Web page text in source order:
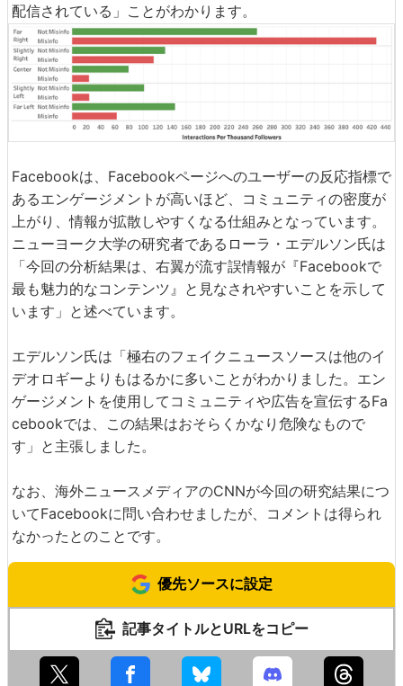
配信されている」ことがわかります。
Facebookは、Facebookページへのユーザーの反応指標で
あるエンゲージメントが高いほど、コミュニティの密度が
上がり、情報が拡散しやすくなる仕組みとなっています。
ニューヨーク大学の研究者であるローラ・エデルソン氏は
「今回の分析結果は、右翼が流す誤情報が『Facebookで
最も魅力的なコンテンツ』と見なされやすいことを示して
います」と述べています。
エデルソン氏は「極右のフェイクニュースソースは他のイ
デオロギーよりもはるかに多いことがわかりました。エン
ゲージメントを使用してコミュニティや広告を宣伝するFa
cebookでは、この結果はおそらくかなり危険なもので
す」と主張しました。
なお、海外ニュースメディアのCNNが今回の研究結果につ
いてFacebookに問い合わせましたが、コメントは得られ
なかったとのことです。
優先ソースに設定
記事タイトルとURLをコピー